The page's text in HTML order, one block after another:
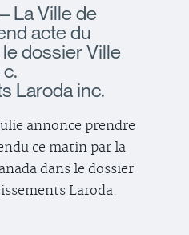
La Ville de
acte du
dossier Ville
Laroda inc.
annonce prendre
ce matin par la
dans le dossier
Laroda.